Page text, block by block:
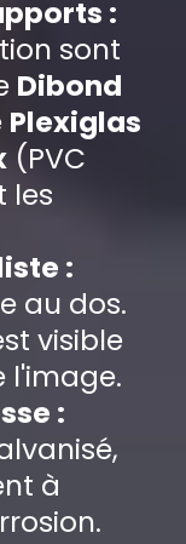
:
sont
Dibond
Plexiglas
(PVC
les
:
au dos.
visible
l'image.
:
à